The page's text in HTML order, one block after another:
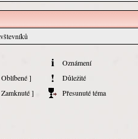
Oznámení
]
Důležité
] Přesunuté téma